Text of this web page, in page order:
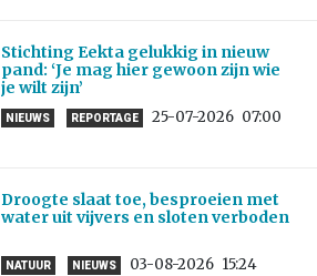
Stichting Eekta gelukkig in nieuw
pand: ‘Je mag hier gewoon zijn wie
je wilt zijn’
NIEUWS REPORTAGE 25-07-2026 07:00
Droogte slaat toe, besproeien met
water uit vijvers en sloten verboden
NATUUR NIEUWS 03-08-2026 15:24